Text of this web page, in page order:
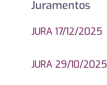
Juramentos
JURA 17/12/2025
JURA 29/10/2025